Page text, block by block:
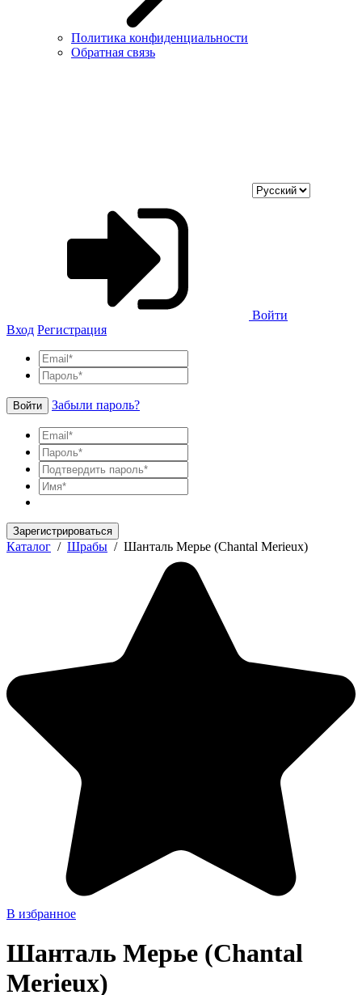
Политика конфиденциальности
Обратная связь
Войти
Вход Регистрация
Войти Забыли пароль?
Зарегистрироваться
Каталог / Шрабы / Шанталь Мерье (Chantal Merieux)
В избранное
Шанталь Мерье (Chantal
Merieux)